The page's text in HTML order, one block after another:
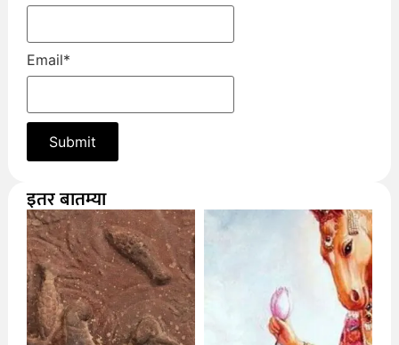
Email*
इतर बातम्या